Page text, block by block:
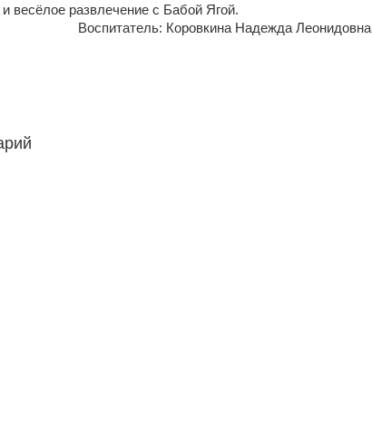
весёлое развлечение с Бабой Ягой.
Воспитатель: Коровкина Надежда Леонидовна